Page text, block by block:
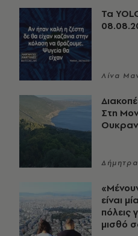
Τα
Λίνα
Στη
είναι
πόλεις
μισθό